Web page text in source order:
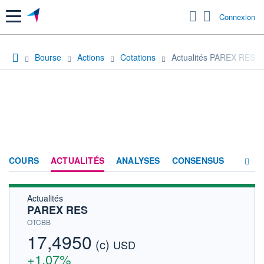
Menu Connexion
Bourse Actions Cotations Actualités PAREX RES
COURS ACTUALITÉS ANALYSES CONSENSUS
ACTIONNAIRES
Actualités
PAREX RES
OTCBB
17,4950 (c) USD
+1,07%